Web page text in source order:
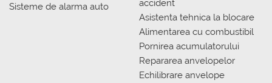
Sisteme de alarma auto
accident
Asistenta tehnica la blocare
Alimentarea cu combustibil
Pornirea acumulatorului
Repararea anvelopelor
Echilibrare anvelope